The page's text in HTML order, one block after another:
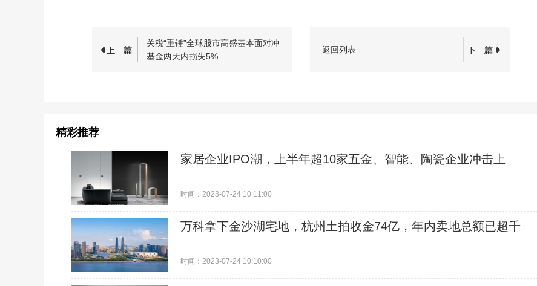
关税“重锤”全球股市高盛基本面对冲
基金两天内损失5%
返回列表
精彩推荐
家居企业IPO潮，上半年超10家五金、智能、陶瓷企业冲击上
时间：2023-07-24 10:11:00
万科拿下金沙湖宅地，杭州土拍收金74亿，年内卖地总额已超千
时间：2023-07-24 10:10:00